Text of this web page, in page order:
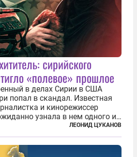
сирийского
«полевое» прошлое
в делах Сирии в США
попал в скандал. Известная
и кинорежиссер
узнала в нем одного из
ее в сирийском Алеппо в
убеждена, что Канатри, в
под подпольным...
ЛЕОНИД ЦУКАНОВ